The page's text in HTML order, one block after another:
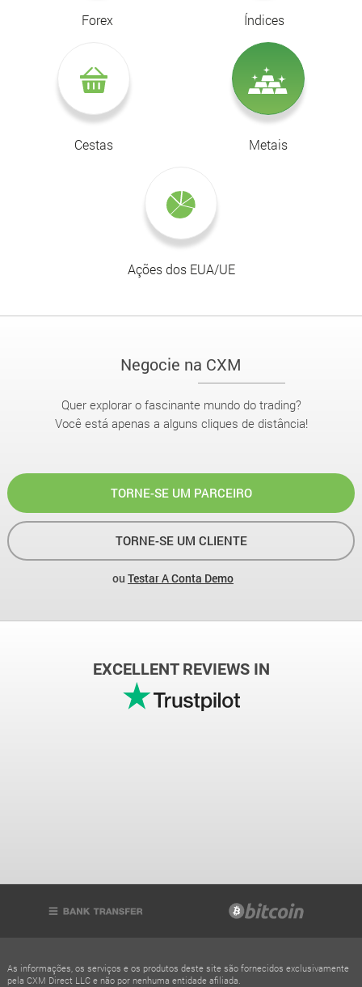
Forex Índices
Cestas Metais
Ações dos EUA/UE
Negocie na CXM
Quer explorar o fascinante mundo do trading?
Você está apenas a alguns cliques de distância!
TORNE-SE UM PARCEIRO
TORNE-SE UM CLIENTE
ou Testar A Conta Demo
EXCELLENT REVIEWS IN
As informações, os serviços e os produtos deste site são fornecidos exclusivamente
pela CXM Direct LLC e não por nenhuma entidade afiliada.